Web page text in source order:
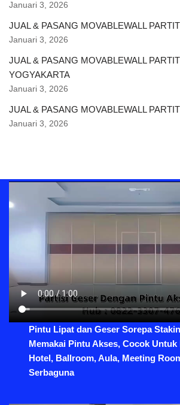
Januari 3, 2026
JUAL & PASANG MOVABLEWALL
Januari 3, 2026
JUAL & PASANG MOVABLEWALL
YOGYAKARTA
Januari 3, 2026
JUAL & PASANG MOVABLEWALL
Januari 3, 2026
Pintu Lipat dan Geser Sorepa
Memakai Pintu Akses, Cocok Untuk
Hotel, Ballroom, Aula, Meeting
Serbaguna